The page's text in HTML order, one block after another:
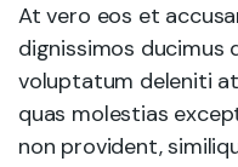
At vero eos et
dignissimos ducimus
voluptatum deleniti
quas molestias
non provident,